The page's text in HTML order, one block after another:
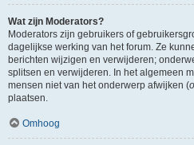
Wat zijn Moderators?
Moderators zijn gebruikers of
dagelijkse werking van het forum. Ze
berichten wijzigen en verwijderen;
splitsen en verwijderen. In het algemeen
mensen niet van het onderwerp afwijken (
plaatsen.
Omhoog